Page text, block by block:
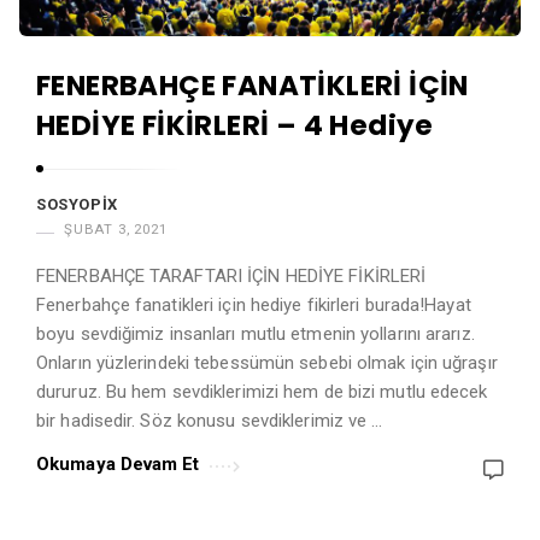
FENERBAHÇE FANATİKLERİ İÇİN
HEDİYE FİKİRLERİ – 4 Hediye
SOSYOPIX
ŞUBAT 3, 2021
FENERBAHÇE TARAFTARI İÇİN HEDİYE FİKİRLERİ
Fenerbahçe fanatikleri için hediye fikirleri burada!Hayat
boyu sevdiğimiz insanları mutlu etmenin yollarını ararız.
Onların yüzlerindeki tebessümün sebebi olmak için uğraşır
dururuz. Bu hem sevdiklerimizi hem de bizi mutlu edecek
bir hadisedir. Söz konusu sevdiklerimiz ve …
Okumaya Devam Et